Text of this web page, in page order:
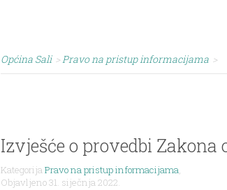
Općina Sali > Pravo na pristup informacijama >
Izvješće o provedbi
KategorijaPravo na pristup informacijama,
Objavljeno 31. siječnja 2022.